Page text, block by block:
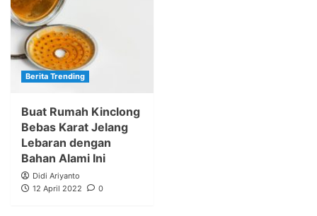
Berita Trending
Buat Rumah Kinclong
Bebas Karat Jelang
Lebaran dengan
Bahan Alami Ini
Didi Ariyanto
12 April 2022
0